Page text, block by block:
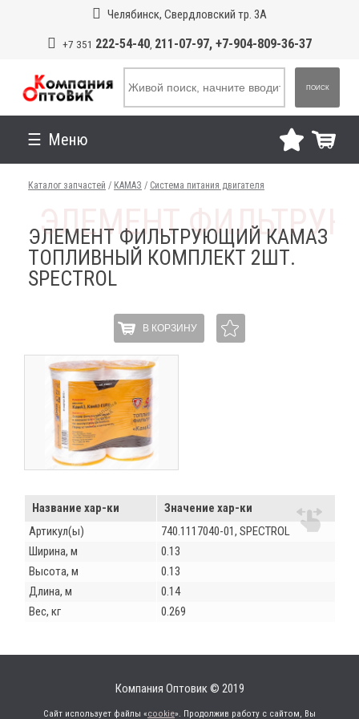
Челябинск, Свердловский тр. 3А
+7 351 222-54-40, 211-07-97, +7-904-809-36-37
ПОИСК
Меню
Каталог запчастей / КАМАЗ / Система питания двигателя
ЭЛЕМЕНТ ФИЛЬТРУЮЩИЙ КАМАЗ
ТОПЛИВНЫЙ КОМПЛЕКТ 2ШТ.
SPECTROL
В КОРЗИНУ
Название хар-ки
Значение хар-ки
Артикул(ы)
740.1117040-01, SPECTROL
Ширина, м
0.13
Высота, м
0.13
Длина, м
0.14
Вес, кг
0.269
Компания Оптовик © 2019
Сайт использует файлы «cookie». Продолжив работу с сайтом, Вы